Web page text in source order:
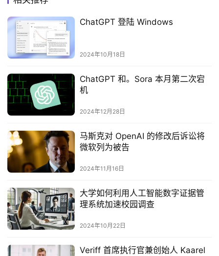
ChatGPT 登陆 Windows
2024年10月18日
ChatGPT 和。Sora 本月第二次宕
机
2024年12月28日
马斯克对 OpenAI 的修改后诉讼将
微软列为被告
2024年11月16日
大学如何利用人工智能数字证据管
理系统加速校园调查
2024年10月22日
Veriff 首席执行官兼创始人 Kaarel